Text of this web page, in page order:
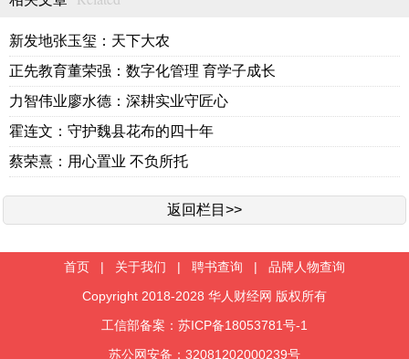
新发地张玉玺：天下大农
正先教育董荣强：数字化管理 育学子成长
力智伟业廖水德：深耕实业守匠心
霍连文：守护魏县花布的四十年
蔡荣熹：用心置业 不负所托
返回栏目>>
首页 | 关于我们 | 聘书查询 | 品牌人物查询
Copyright 2018-2028 华人财经网 版权所有
工信部备案：苏ICP备18053781号-1
苏公网安备：32081202000239号